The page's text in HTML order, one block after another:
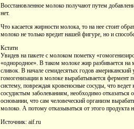
Восстановленное молоко получают путем
нет.
Что касается жирности молока, то на нее стоит
молоко не только вредит нашей фигуре, но и
Кстати
Увидев на пакете с молоком пометку
«однородное». В таком молоке жир разбивается на
сливок. В начале семидесятых годов
гомогенизации в молоке вырабатывается фермент
систему, повреждая кровеносные сосуды, что
сосудистым заболеваниям, необходимо
основании, что сам человеческий организм
молоко. А потому отказываться от этого продукта
Источник: aif.ru